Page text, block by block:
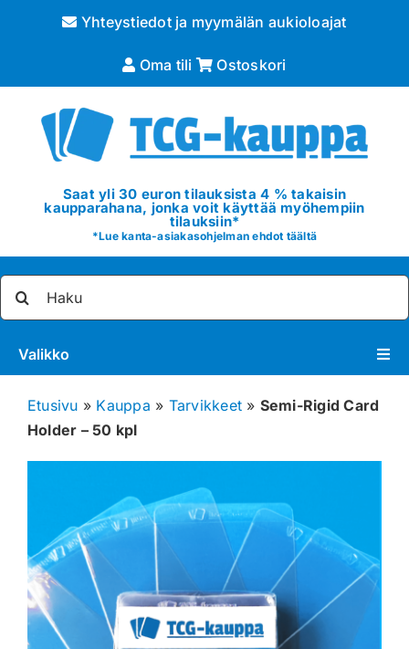
Yhteystiedot ja myymälän aukioloajat
Oma tili Ostoskori
Saat yli 30 euron tilauksista 4 % takaisin
kaupparahana, jonka voit käyttää myöhempiin
tilauksiin*
*Lue kanta-asiakasohjelman ehdot täältä
Valikko
Pokémon
Muut keräilykortit
Blind Boksit
Ennakot
Greidatut kortit
Etusivu » Kauppa » Tarvikkeet » Semi-Rigid Card
Holder – 50 kpl